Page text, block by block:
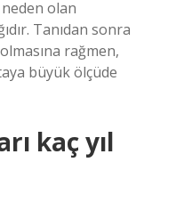
olan
Tanıdan sonra
rağmen,
büyük ölçüde
kaç yıl